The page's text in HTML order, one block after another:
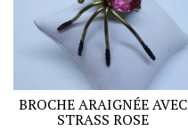
BROCHE ARAIGNÉE AVEC
STRASS ROSE